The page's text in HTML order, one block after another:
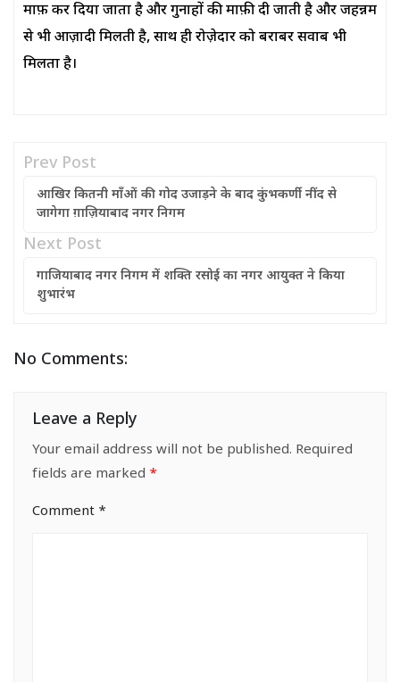
माफ़ कर दिया जाता है और गुनाहों की माफ़ी दी जाती है और जहन्नम
से भी आज़ादी मिलती है, साथ ही रोज़ेदार को बराबर सवाब भी
मिलता है।
Prev Post
आखिर कितनी माँओं की गोद उजाड़ने के बाद कुंभकर्णी नींद से
जागेगा ग़ाज़ियाबाद नगर निगम
Next Post
गाजियाबाद नगर निगम में शक्ति रसोई का नगर आयुक्त ने किया
शुभारंभ
No Comments:
Leave a Reply
Your email address will not be published. Required
fields are marked *
Comment *